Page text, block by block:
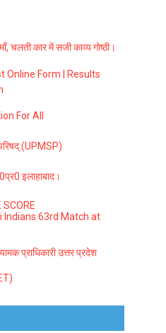
चलती कार में सजी काव्य गोष्ठी।
Online Form | Results
For All
(UPMSP)
इलाहाबाद।
SCORE
Indians 63rd Match at
प्राधिकारी उत्तर प्रदेश